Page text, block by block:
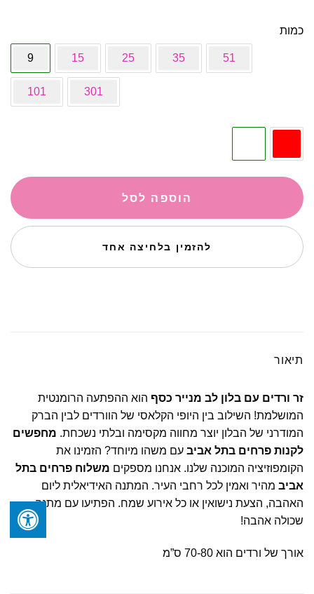
כמות
9 15 25 35 51
101 301
הוספה לסל
להזמין בלחיצה אחד
תיאור
זר ורדים עם בלון לב מנייר כסף הוא ההפתעה הרומנטית
המושלמת! השילוב בין היופי הקלאסי של הוורדים לבין הברק
המודרני של הבלון יוצר מחווה מקסימה ובלתי נשכחת. מחפשים
לקנות פרחים בתל אביב עם משהו מיוחד? הזמינו את
הקומפוזיציה המוכנה שלנו. אנחנו מספקים משלוח פרחים בתל
אביב מהיר ואמין לכל רחבי העיר. המתנה האידיאלית ליום
האהבה, הצעת נישואין או כל אירוע שמח. הפתיעו עם מתנה
שכולה אהבה!
אורך של ורדים הוא 70-80 ס”מ